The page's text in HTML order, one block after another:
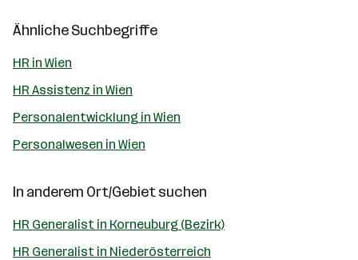
Ähnliche Suchbegriffe
HR in Wien
HR Assistenz in Wien
Personalentwicklung in Wien
Personalwesen in Wien
In anderem Ort/Gebiet suchen
HR Generalist in Korneuburg (Bezirk)
HR Generalist in Niederösterreich